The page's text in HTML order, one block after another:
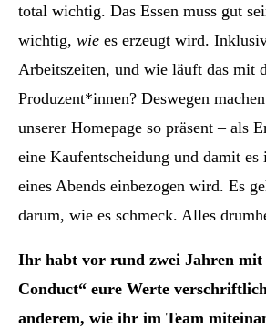
total wichtig. Das Essen muss gut
wichtig, wie es erzeugt wird.
Arbeitszeiten, und wie läuft das mit
Produzent*innen? Deswegen
unserer Homepage so präsent – als
eine Kaufentscheidung und damit
eines Abends einbezogen wird. Es
darum, wie es schmeck. Alles
Ihr habt vor rund zwei Jahren mit
Conduct“ eure Werte
anderem, wie ihr im Team